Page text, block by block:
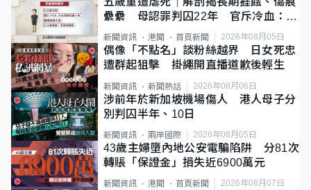
纍纍 母認罪判囚22年 官斥冷血：同
類案最惡劣
新聞資訊 港聞 首頁新聞 2026年08月05日
偶像「不點名」談粉絲越界 日女死忠
遭群起狙擊 掛繩開直播道歉後輕生
新聞資訊 新聞熱話 2026年08月06日
涉前年於新加坡機場傷人 港人母子分
別判囚半年、10日
新聞資訊 兩岸國際 2026年08月05日
43歲主婦墮內地公安電騙陷阱 分81次
轉賬「保證金」損失近6900萬元
新聞資訊 港聞 首頁新聞 2026年08月07日